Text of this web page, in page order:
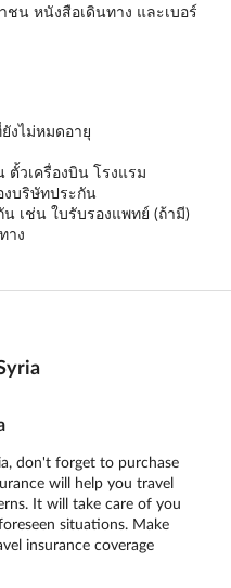
น หนังสือเดินทาง และเบอร์
งไม่หมดอายุ
ตั้วเครื่องบิน โรงแรม
บริษัทประกัน
เช่น ใบรับรองแพทย์ (ถ้ามี)
าง
don't forget to purchase
will help you travel
It will take care of you
situations. Make
insurance coverage